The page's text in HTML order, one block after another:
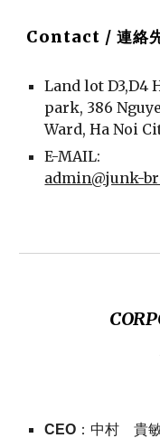
Contact / 連絡
Land lot D3,D4
park, 386
Ward, Ha Noi
E-MAIL:
admin@junk-
CEO ：中村 貴